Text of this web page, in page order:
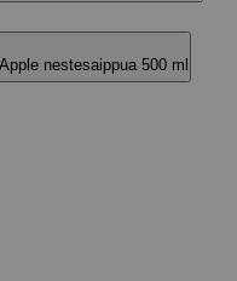
nestesaippua 500 ml